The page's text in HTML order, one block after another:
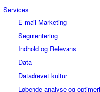
Services
E-mail Marketing
Segmentering
Indhold og Relevans
Data
Datadrevet kultur
Løbende analyse og